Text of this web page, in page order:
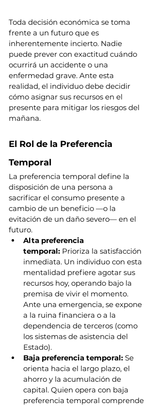
Toda decisión económica se toma
frente a un futuro que es
inherentemente incierto. Nadie
puede prever con exactitud cuándo
ocurrirá un accidente o una
enfermedad grave. Ante esta
realidad, el individuo debe decidir
cómo asignar sus recursos en el
presente para mitigar los riesgos del
mañana.
El Rol de la Preferencia
Temporal
La preferencia temporal define la
disposición de una persona a
sacrificar el consumo presente a
cambio de un beneficio —o la
evitación de un daño severo— en el
futuro.
Alta preferencia
temporal: Prioriza la satisfacción
inmediata. Un individuo con esta
mentalidad prefiere agotar sus
recursos hoy, operando bajo la
premisa de vivir el momento.
Ante una emergencia, se expone
a la ruina financiera o a la
dependencia de terceros (como
los sistemas de asistencia del
Estado).
Baja preferencia temporal: Se
orienta hacia el largo plazo, el
ahorro y la acumulación de
capital. Quien opera con baja
preferencia temporal comprende